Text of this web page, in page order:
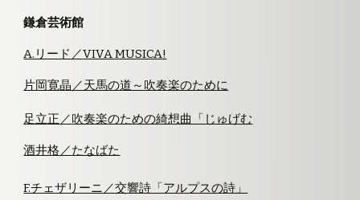
鎌倉芸術館
A.リード ／VIVA MUSICA!
片岡寛晶／天馬の道～吹奏楽のために
足立正／吹奏楽のための綺想曲「じゅげむ
酒井格／たなばた
F.チェザリーニ／交響詩「アルプスの詩」